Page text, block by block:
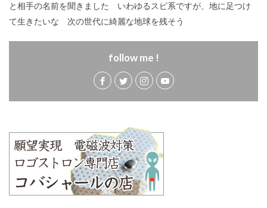
と相手の名前を聞きました いわゆるスピ系ですが、地に足つけ
て生きたいな 次の世代に綺麗な地球を残そう
follow me !